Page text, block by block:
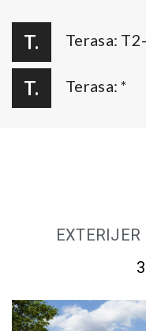
T. Terasa:
T. Terasa: *
EXTERIJER